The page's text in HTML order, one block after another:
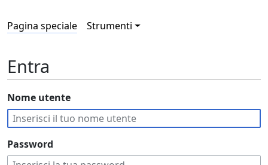
Pagina speciale Strumenti
Entra
Nome utente
Password